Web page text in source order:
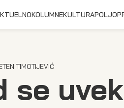
KOLUMNEKULTURA
TIMOTIJEVIĆ
se